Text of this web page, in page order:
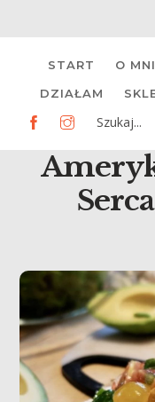
content
START O
DZIAŁAM